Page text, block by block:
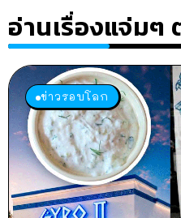
อ่านเรื่องแจ่มๆ
ข่าวรอบโลก